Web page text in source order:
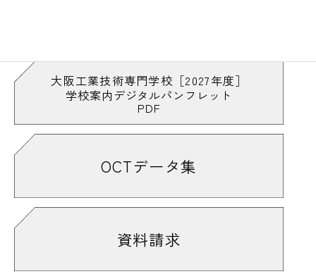
大阪工業技術専門学校［2027年度］
学校案内デジタルパンフレット
PDF
OCTデータ集
資料請求